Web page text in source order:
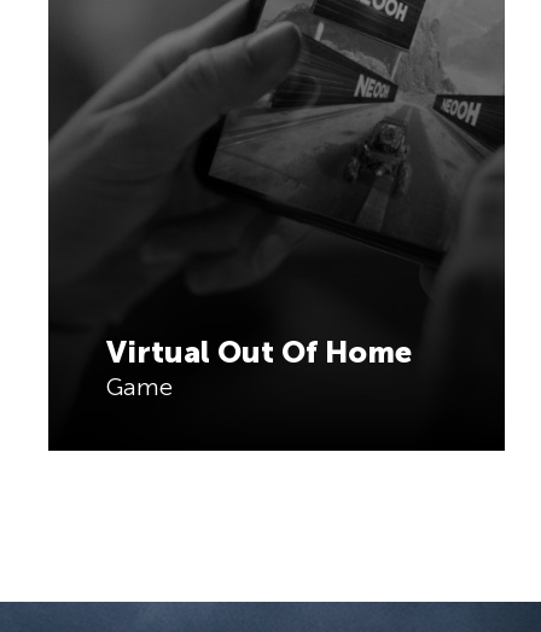
Virtual Out Of Home
Game